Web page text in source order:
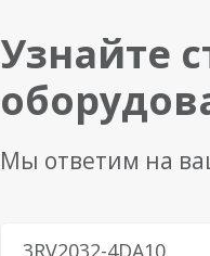
Узнайте
Мы ответим на